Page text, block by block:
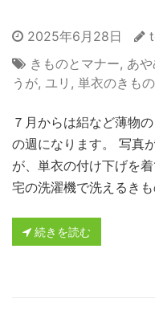
2025年6月28日
きものとマナー, あ
うが, ユリ , 単衣のきもの
７月からは絽など薄物
の週になります。 写真
が、単衣の付け下げを
宅の洗濯機で洗えるき
続きを読む